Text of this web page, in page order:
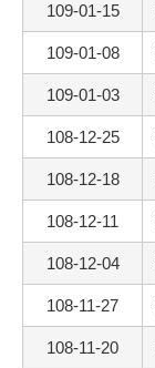
109-01-15
109-01-08
109-01-03
108-12-25
108-12-18
108-12-11
108-12-04
108-11-27
108-11-20